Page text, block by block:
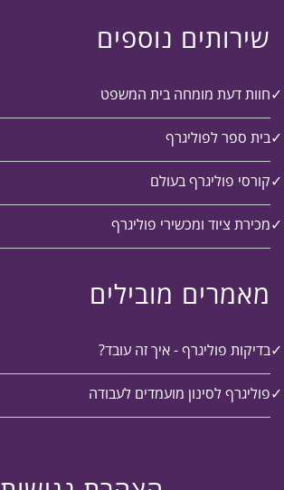
שירותים נוספים
חוות דעת מומחה בית המשפט
בית ספר לפוליגרף
קורסי פוליגרף בעולם
מכירת ציוד ומכשירי פוליגרף
מאמרים מובילים
בדיקות פוליגרף - איך זה עובד?
פוליגרף לסינון מועמדים לעבודה